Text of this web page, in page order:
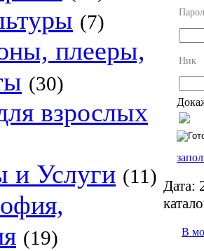
(7)
плееры,
(30)
взрослых
и Услуги (11)
(19)
Ник
Дата:
В